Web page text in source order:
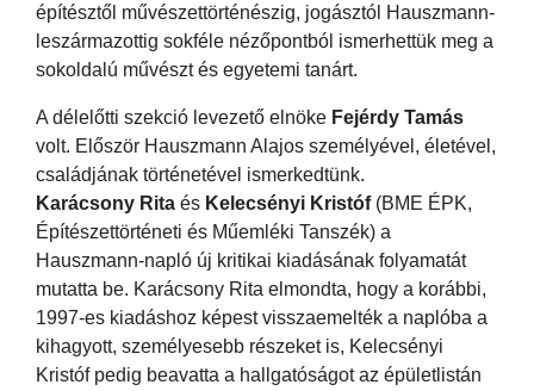
építésztől művészettörténészig, jogásztól Hauszmann-
leszármazottig sokféle nézőpontból ismerhettük meg a
sokoldalú művészt és egyetemi tanárt.
A délelőtti szekció levezető elnöke Fejérdy Tamás
volt. Először Hauszmann Alajos személyével, életével,
családjának történetével ismerkedtünk.
Karácsony Rita és Kelecsényi Kristóf(BME ÉPK,
Építészettörténeti és Műemléki Tanszék) a
Hauszmann-napló új kritikai kiadásának folyamatát
mutatta be. Karácsony Rita elmondta, hogy a korábbi,
1997-es kiadáshoz képest visszaemelték a naplóba a
kihagyott, személyesebb részeket is, Kelecsényi
Kristóf pedig beavatta a hallgatóságot az épületlistán